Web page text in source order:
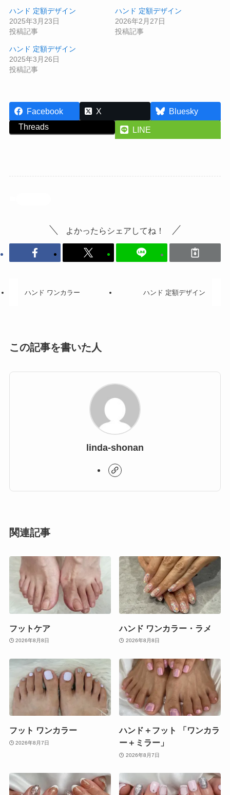
ハンド 定額デザイン
2025年3月23日
投稿記事
ハンド 定額デザイン
2026年2月27日
投稿記事
ハンド 定額デザイン
2025年3月26日
投稿記事
Facebook X
Bluesky
Threads
LINE
よかったらシェアしてね！
ハンド ワンカラー ハンド 定額デザイン
この記事を書いた人
linda-shonan
関連記事
フットケア
2026年8月8日
ハンド ワンカラー・ラメ
2026年8月8日
フット ワンカラー
2026年8月7日
ハンド＋フット 「ワンカラ
ー＋ミラー」
2026年8月7日